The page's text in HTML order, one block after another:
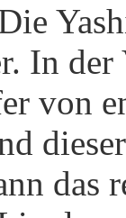
In der
von
das